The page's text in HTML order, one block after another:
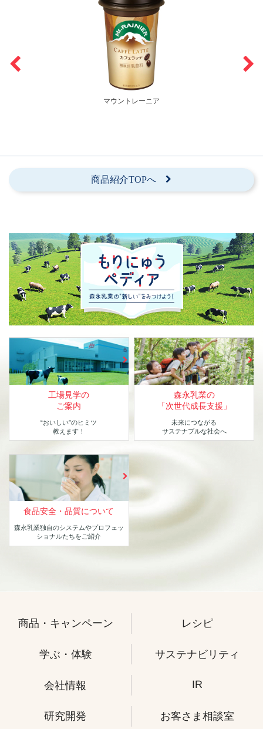
マウントレーニア
商品紹介TOPへ
工場見学の
ご案内
“おいしい”のヒミツ
教えます！
森永乳業の
「次世代成長支援」
未来につながる
サステナブルな社会へ
食品安全・品質について
森永乳業独自のシステムやプロフェッ
ショナルたちをご紹介
商品・キャンペーン レシピ
学ぶ・体験 サステナビリティ
会社情報 IR
研究開発 お客さま相談室